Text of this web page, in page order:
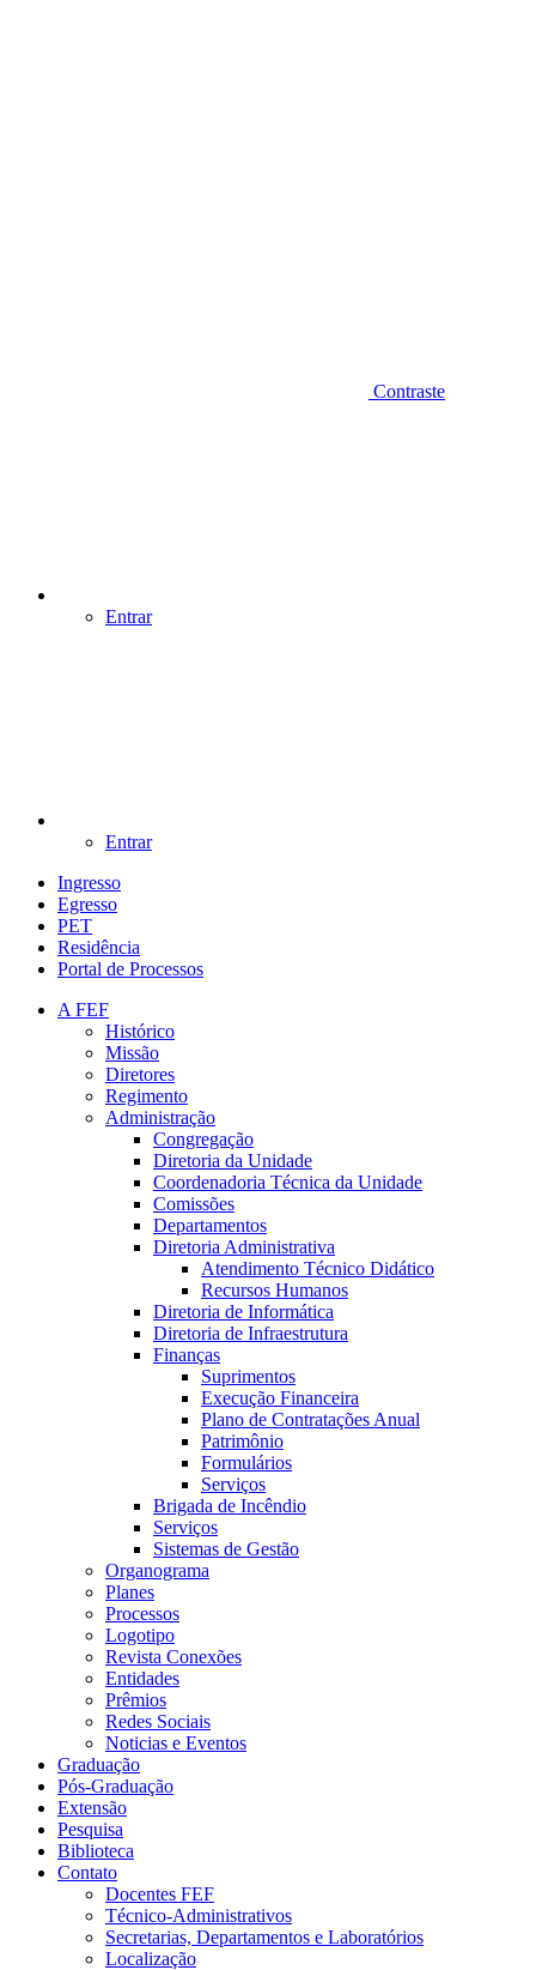
Contraste
Entrar
Entrar
Ingresso
Egresso
PET
Residência
Portal de Processos
A FEF
Histórico
Missão
Diretores
Regimento
Administração
Congregação
Diretoria da Unidade
Coordenadoria Técnica da Unidade
Comissões
Departamentos
Diretoria Administrativa
Atendimento Técnico Didático
Recursos Humanos
Diretoria de Informática
Diretoria de Infraestrutura
Finanças
Suprimentos
Execução Financeira
Plano de Contratações Anual
Patrimônio
Formulários
Serviços
Brigada de Incêndio
Serviços
Sistemas de Gestão
Organograma
Planes
Processos
Logotipo
Revista Conexões
Entidades
Prêmios
Redes Sociais
Noticias e Eventos
Graduação
Pós-Graduação
Extensão
Pesquisa
Biblioteca
Contato
Docentes FEF
Técnico-Administrativos
Secretarias, Departamentos e Laboratórios
Localização